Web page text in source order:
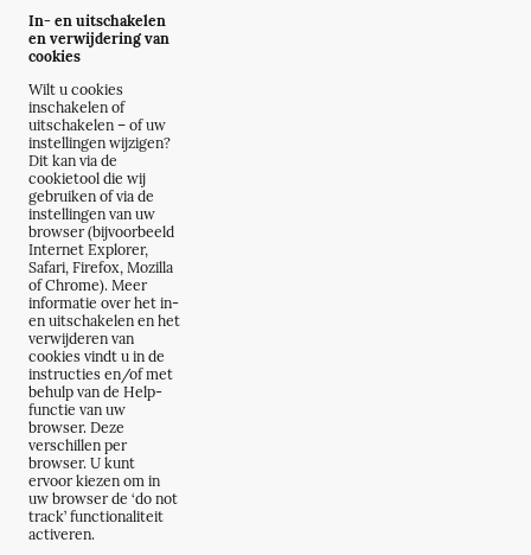
In- en uitschakelen
en verwijdering van
cookies
Wilt u cookies
inschakelen of
uitschakelen – of uw
instellingen wijzigen?
Dit kan via de
cookietool die wij
gebruiken of via de
instellingen van uw
browser (bijvoorbeeld
Internet Explorer,
Safari, Firefox, Mozilla
of Chrome). Meer
informatie over het in-
en uitschakelen en het
verwijderen van
cookies vindt u in de
instructies en/of met
behulp van de Help-
functie van uw
browser. Deze
verschillen per
browser. U kunt
ervoor kiezen om in
uw browser de ‘do not
track’ functionaliteit
activeren.